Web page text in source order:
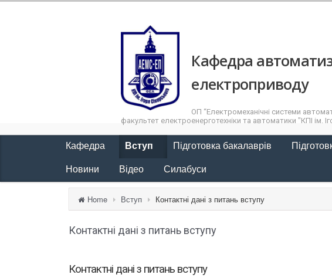
Кафедра
електроприводу
ОП “Електромеханічні системи
факультет електроенерготехніки та автоматики "КПІ ім.
Кафедра Вступ Підготовка бакалаврів
Новини Відео Силабуси
Home Вступ Контактні дані з питань вступу
Контактні дані з питань вступу
Контактні дані з питань вступу